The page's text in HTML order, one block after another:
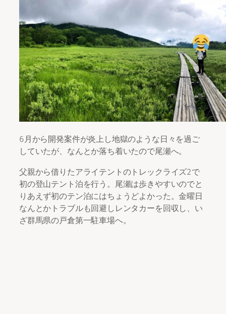
6月から開発案件が炎上し地獄のような日々を過ご
していたが、なんとか落ち着いたので尾瀬へ。
父親から借りたアライテントのトレックライズ2で
初の登山テント泊を行う。尾瀬は歩きやすいのでと
りあえず初のテン泊にはちょうどよかった。金曜日
なんとかトラブルも回避しレンタカーを回収し、い
ざ群馬県の戸倉第一駐車場へ。